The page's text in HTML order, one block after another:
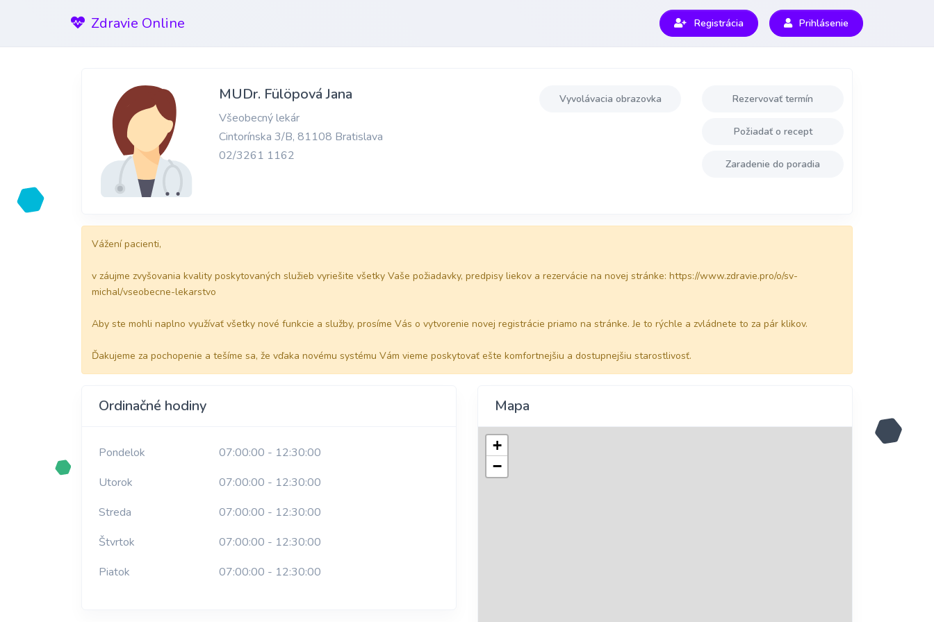
Zdravie Online Registrácia Prihlásenie
MUDr. Fülöpová Jana
Všeobecný lekár
Cintorínska 3/B, 81108 Bratislava
02/3261 1162
Vyvolávacia obrazovka Rezervovať termín
Požiadať o recept
Zaradenie do poradia
Vážení pacienti,
v záujme zvyšovania kvality poskytovaných služieb vyriešite všetky Vaše požiadavky, predpisy liekov a rezervácie na novej stránke: https://www.zdravie.pro/o/sv-
michal/vseobecne-lekarstvo
Aby ste mohli naplno využívať všetky nové funkcie a služby, prosíme Vás o vytvorenie novej registrácie priamo na stránke. Je to rýchle a zvládnete to za pár klikov.
Ďakujeme za pochopenie a tešíme sa, že vďaka novému systému Vám vieme poskytovať ešte komfortnejšiu a dostupnejšiu starostlivosť.
Ordinačné hodiny
Pondelok
07:00:00 - 12:30:00
Utorok
07:00:00 - 12:30:00
Streda
07:00:00 - 12:30:00
Štvrtok
07:00:00 - 12:30:00
Piatok
07:00:00 - 12:30:00
Mapa
+
−